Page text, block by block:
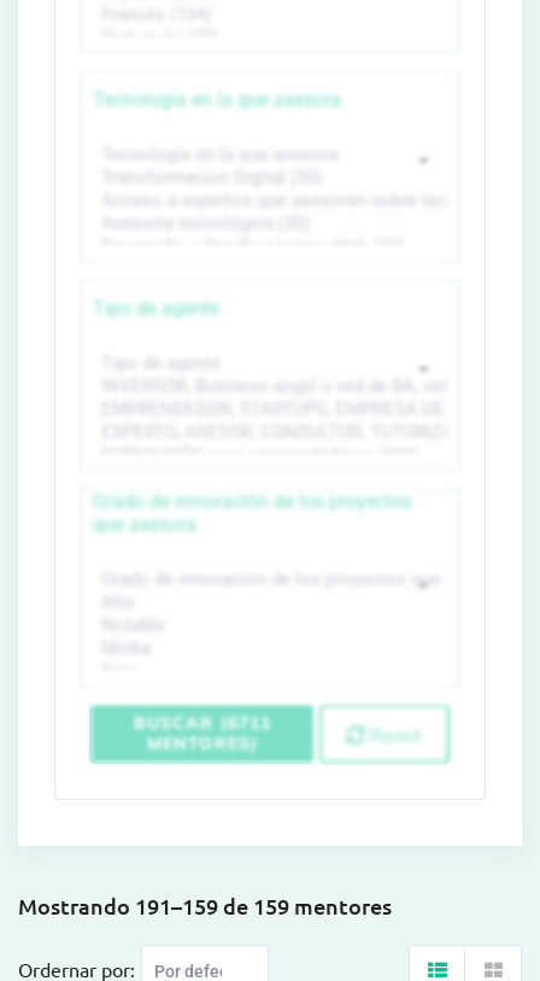
Tecnología en la que asesora
Tipo de agente
Grado de innovación de los proyectos
que asesora
BUSCAR (6711
MENTORES)
Reset
Mostrando 191–159 de 159 mentores
Ordernar por: